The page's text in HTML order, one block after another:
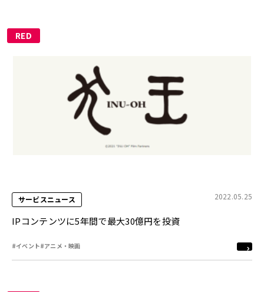
RED
サービスニュース 2022.05.25
IPコンテンツに5年間で最大30億円を投資
#イベント#アニメ・映画